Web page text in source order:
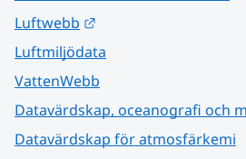
Luftwebb
Luftmiljödata
VattenWebb
Datavärdskap, oceanografi och
Datavärdskap för atmosfärkemi